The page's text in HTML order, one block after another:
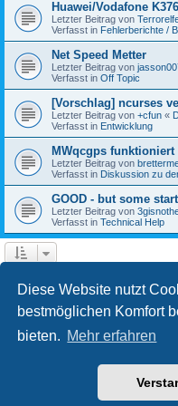
Diese Website nutzt
bestmöglichen Komfort
bieten. Mehr erfahren
Huawei/Vodafone
Letzter Beitrag von
Verfasst in Fehlerberichte /
Net Speed Metter
Letzter Beitrag von
Verfasst in Off Topic
[Vorschlag] ncurses
Letzter Beitrag von +cfun «
Verfasst in Entwicklung
MWqcgps
Letzter Beitrag von
Verfasst in Diskussion zu
GOOD - but some
Letzter Beitrag von
Verfasst in Technical Help
Powered byphpBB®